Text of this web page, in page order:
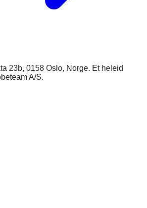
23b, 0158 Oslo, Norge. Et heleid
A/S.